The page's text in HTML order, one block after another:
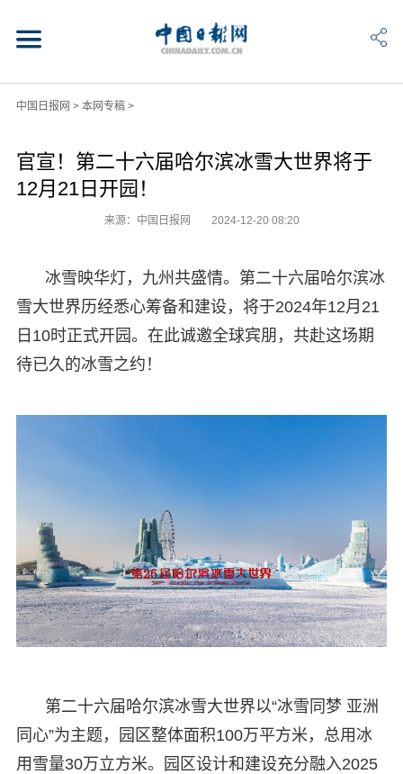
中国日报网 > 本网专稿>
官宣！第二十六届哈尔滨冰雪大世界将于
12月21日开园！
来源：中国日报网 2024-12-20 08:20
冰雪映华灯，九州共盛情。第二十六届哈尔滨冰
雪大世界历经悉心筹备和建设，将于2024年12月21
日10时正式开园。在此诚邀全球宾朋，共赴这场期
待已久的冰雪之约！
第二十六届哈尔滨冰雪大世界以“冰雪同梦 亚洲
同心”为主题，园区整体面积100万平方米，总用冰
用雪量30万立方米。园区设计和建设充分融入2025